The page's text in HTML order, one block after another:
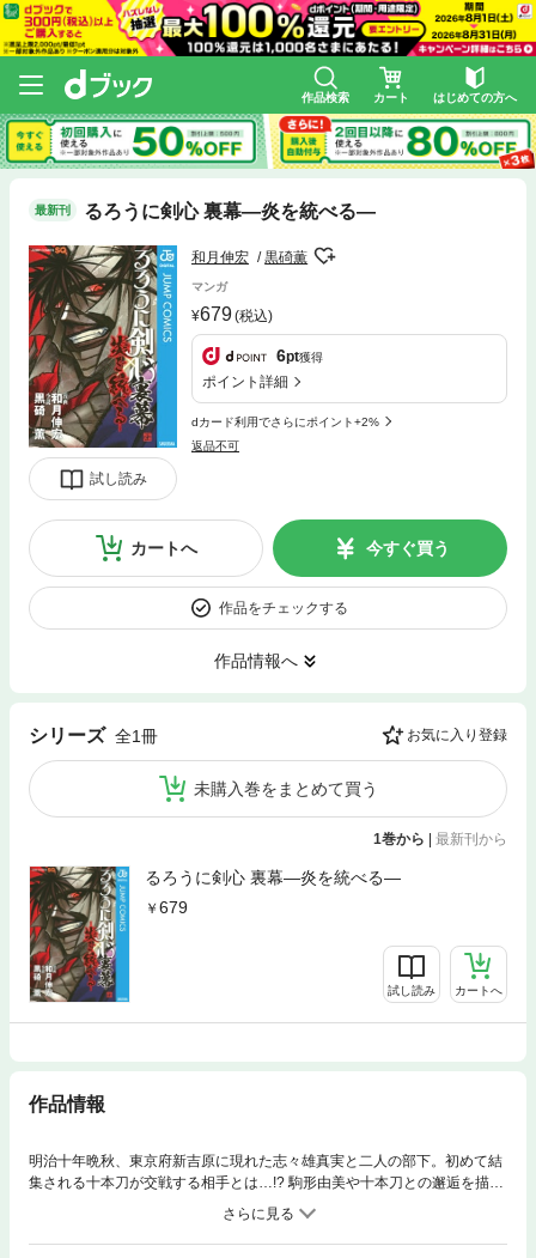
作品検索 カート はじめての方へ
最新刊 るろうに剣心 裏幕―炎を統べる―
試し読み
和月伸宏 黒碕薫
マンガ
679(税込)
6pt獲得
ポイント詳細
dカード利用でさらにポイント+2%
返品不可
カートへ 今すぐ買う
作品をチェックする
作品情報へ
シリーズ 全1冊 お気に入り登録
未購入巻をまとめて買う
1巻から 最新刊から
るろうに剣心 裏幕―炎を統べる―
679
試し読み カートへ
作品情報
明治十年晩秋、東京府新吉原に現れた志々雄真実と二人の部下。初めて結
集される十本刀が交戦する相手とは…!? 駒形由美や十本刀との邂逅を描い
た、志々雄真実の組織旗揚げの物語!! ※本電子書籍にはマンガ･小説･キャラ
クター解説が含まれております。1ページ毎の画像表示となるため、小説
部分も含め、文字サイズ等の設定を変更することができません。ご了承く